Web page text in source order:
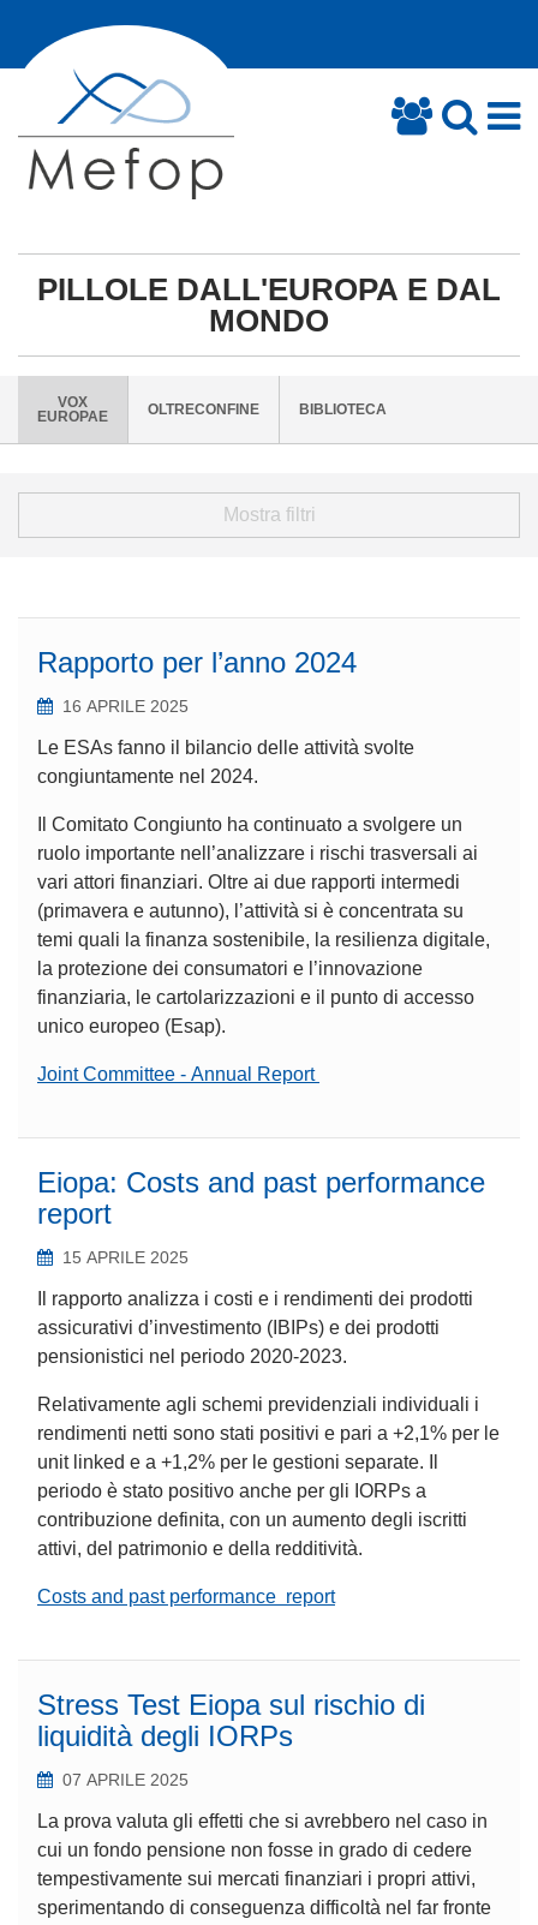
PILLOLE DALL'EUROPA E DAL
MONDO
VOX
EUROPAE
OLTRECONFINE BIBLIOTECA
Mostra filtri
Rapporto per l’anno 2024
16 APRILE 2025
Le ESAs fanno il bilancio delle attività svolte
congiuntamente nel 2024.
Il Comitato Congiunto ha continuato a svolgere un
ruolo importante nell’analizzare i rischi trasversali ai
vari attori finanziari. Oltre ai due rapporti intermedi
(primavera e autunno), l’attività si è concentrata su
temi quali la finanza sostenibile, la resilienza digitale,
la protezione dei consumatori e l’innovazione
finanziaria, le cartolarizzazioni e il punto di accesso
unico europeo (Esap).
Joint Committee - Annual Report
Eiopa: Costs and past performance
report
15 APRILE 2025
Il rapporto analizza i costi e i rendimenti dei prodotti
assicurativi d’investimento (IBIPs) e dei prodotti
pensionistici nel periodo 2020-2023.
Relativamente agli schemi previdenziali individuali i
rendimenti netti sono stati positivi e pari a +2,1% per le
unit linked e a +1,2% per le gestioni separate. Il
periodo è stato positivo anche per gli IORPs a
contribuzione definita, con un aumento degli iscritti
attivi, del patrimonio e della redditività.
Costs and past performance report
Stress Test Eiopa sul rischio di
liquidità degli IORPs
07 APRILE 2025
La prova valuta gli effetti che si avrebbero nel caso in
cui un fondo pensione non fosse in grado di cedere
tempestivamente sui mercati finanziari i propri attivi,
sperimentando di conseguenza difficoltà nel far fronte